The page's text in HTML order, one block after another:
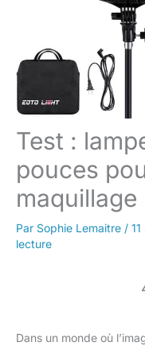
Test :
pouces
maquillage
Par Sophie Lemaitre /
lecture
Dans un monde où